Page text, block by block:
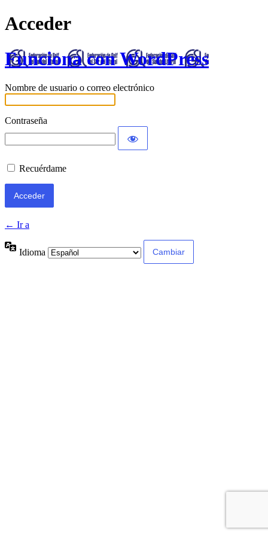
Acceder
Funciona con WordPress
Nombre de usuario o correo electrónico
Contraseña
Recuérdame
← Ir a
Idioma